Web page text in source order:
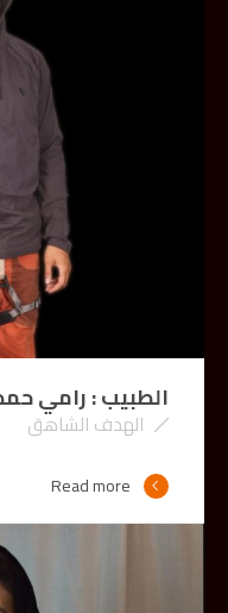
الطبيب : رامي
الهدف الشاهق
Read more